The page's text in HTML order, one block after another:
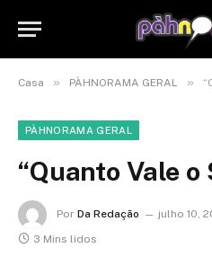
Casa » PÀHNORAMA GERAL »
PÀHNORAMA GERAL
“Quanto Vale o
Por Da Redação julho 10,
3 Mins lidos